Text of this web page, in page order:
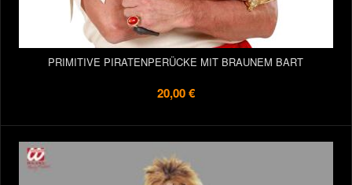
PRIMITIVE PIRATENPERÜCKE MIT BRAUNEM BART
20,00 €